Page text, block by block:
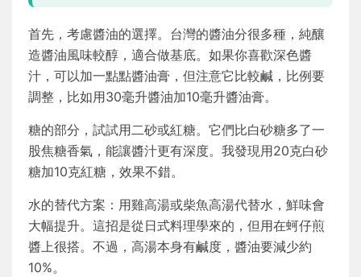
首先，考慮醬油的選擇。台灣的醬油分很多種，純釀
造醬油風味較醇，適合做基底。如果你喜歡深色醬
汁，可以加一點點醬油膏，但注意它比較鹹，比例要
調整，比如用30毫升醬油加10毫升醬油膏。
糖的部分，試試用二砂或紅糖。它們比白砂糖多了一
股焦糖香氣，能讓醬汁更有深度。我發現用20克白砂
糖加10克紅糖，效果不錯。
水的替代方案：用雞高湯或柴魚高湯代替水，鮮味會
大幅提升。這招是從日式料理學來的，但用在蚵仔煎
醬上很搭。不過，高湯本身有鹹度，醬油要減少約
10%。